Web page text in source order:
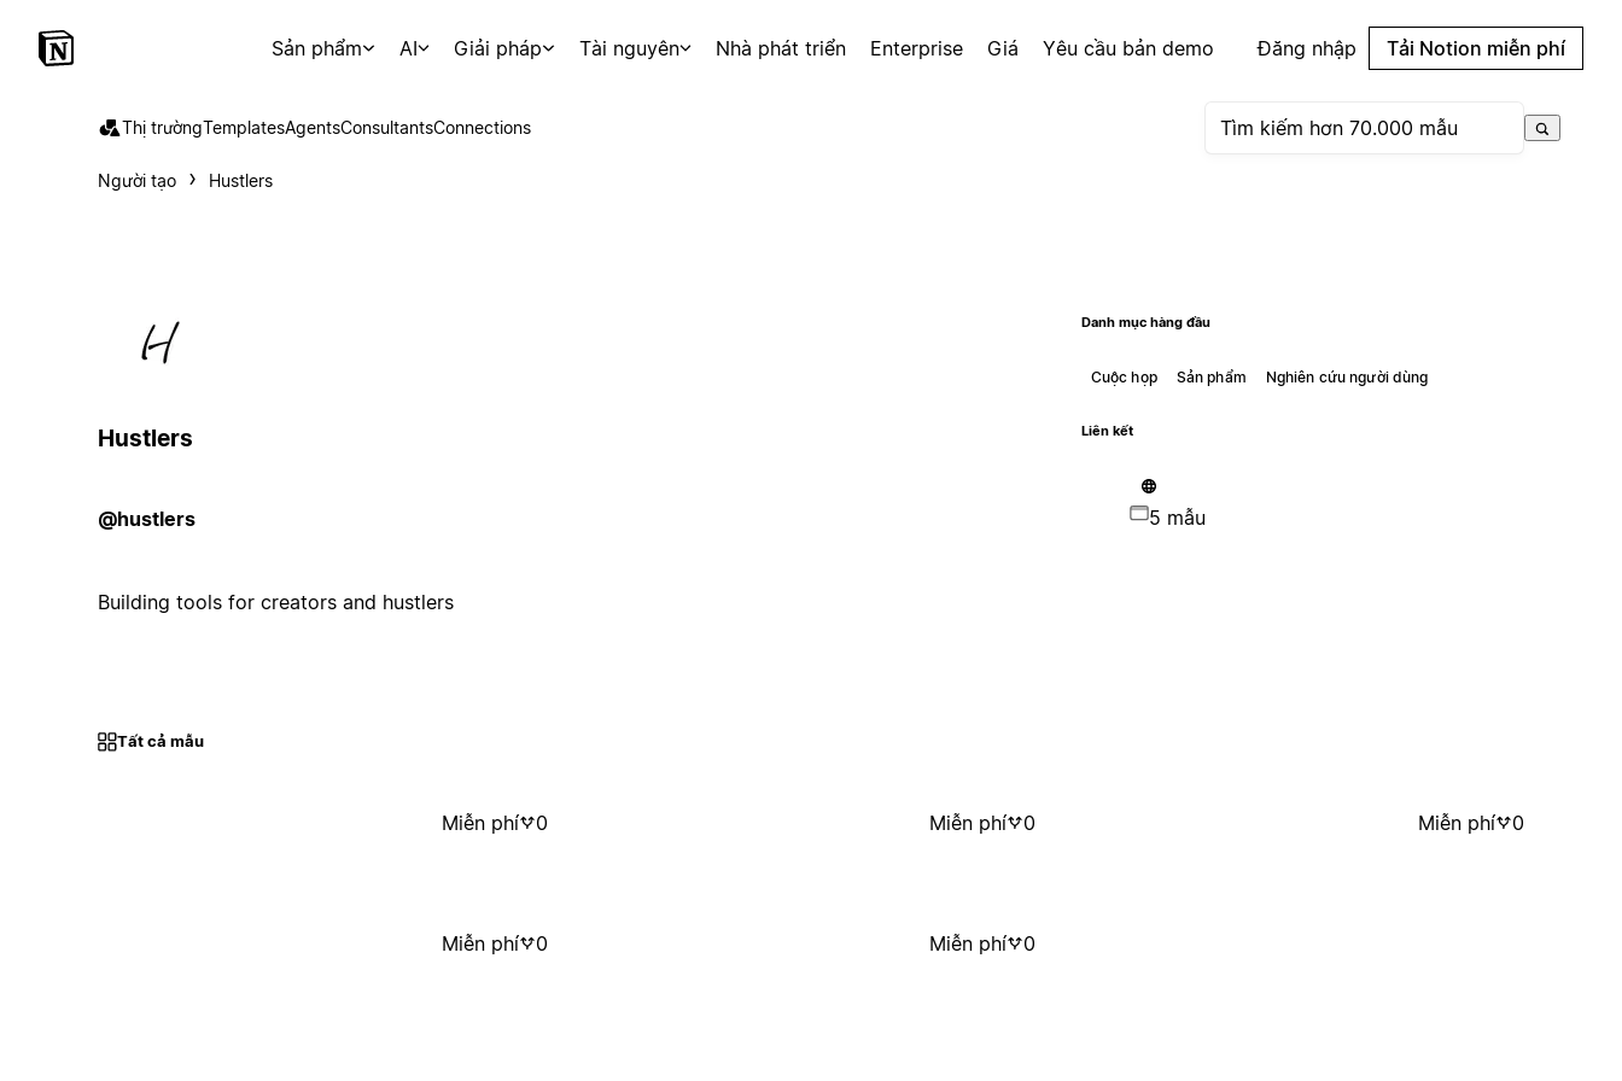
Sản phẩm AI Giải pháp Tài nguyên Nhà phát triển Enterprise Giá Yêu cầu bản demo Đăng nhập Tải Notion miễn phí
Thị trườngTemplatesAgentsConsultantsConnections
Người tạo Hustlers
Hustlers
@hustlers
Building tools for creators and hustlers
Danh mục hàng đầu
Cuộc họp Sản phẩm Nghiên cứu người dùng
Liên kết
5 mẫu
Tất cả mẫu
Miễn phí 0 Miễn phí 0 Miễn phí 0
Miễn phí 0 Miễn phí 0